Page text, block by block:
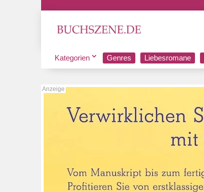
Kategorien Genres Liebesromane